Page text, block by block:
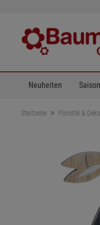
Neuheiten
Startseite Floristik &